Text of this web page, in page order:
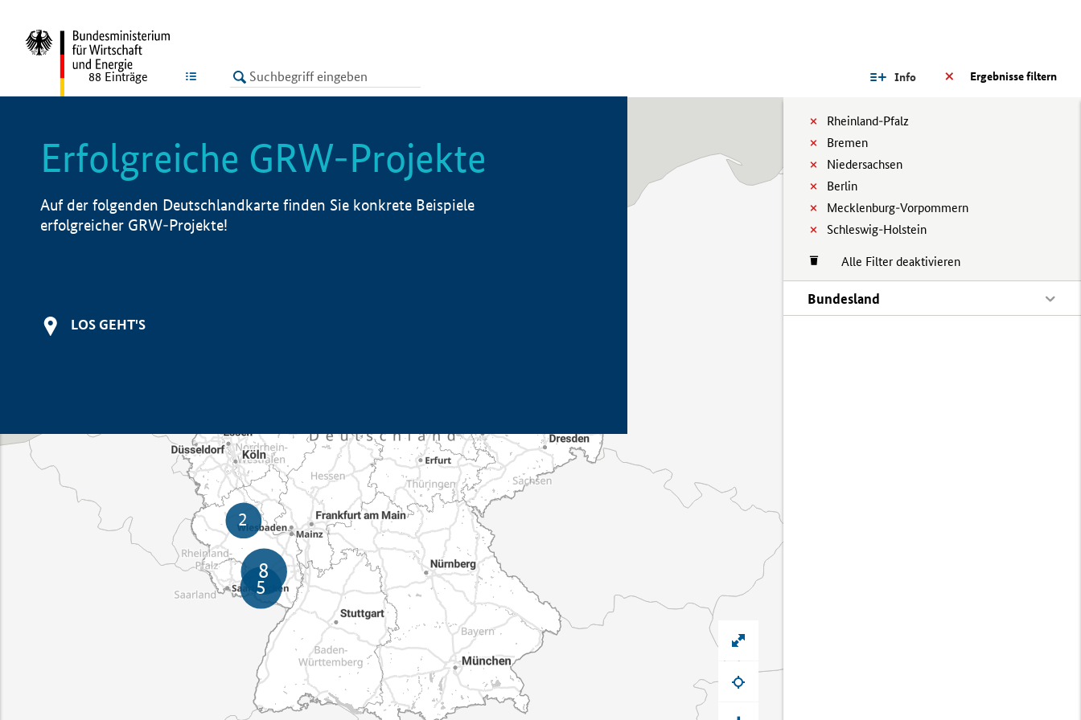
LISTE Ergebnisse filtern
Info
Rheinland-Pfalz
Bremen
Niedersachsen
Berlin
Mecklenburg-Vorpommern
Schleswig-Holstein
Alle Filter deaktivieren
Bundesland
88 Einträge
Erfolgreiche GRW-Projekte
Auf der folgenden Deutschlandkarte finden Sie konkrete Beispiele
erfolgreicher GRW-Projekte!
LOS GEHT'S